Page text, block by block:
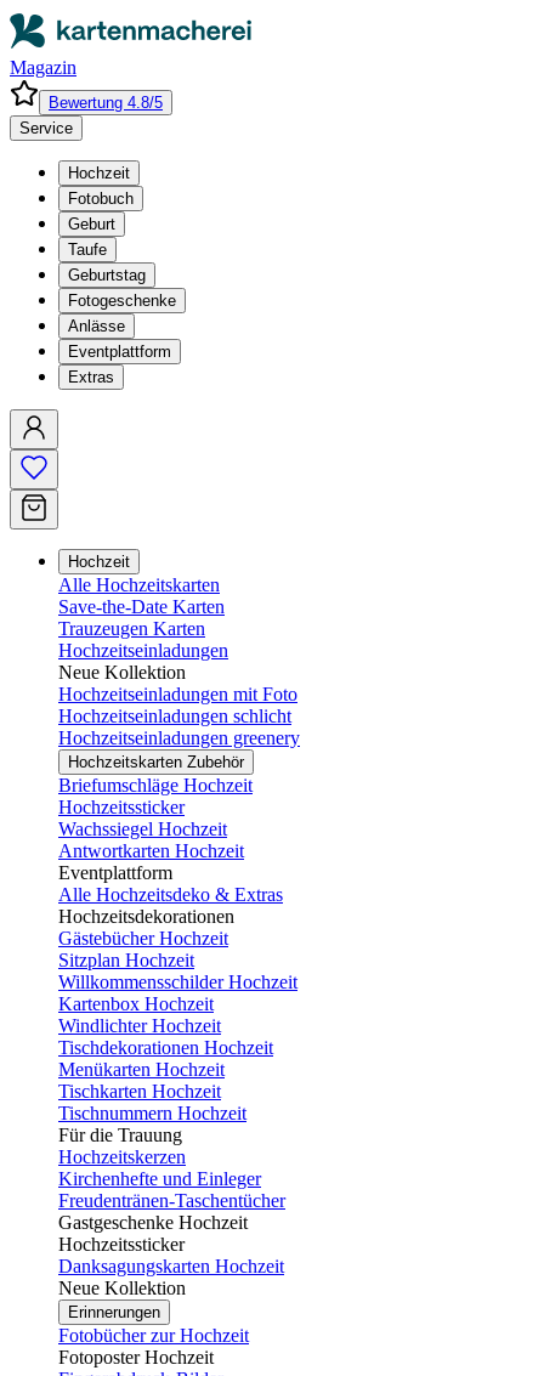
Magazin
Bewertung 4.8/5
Service
Hochzeit
Fotobuch
Geburt
Taufe
Geburtstag
Fotogeschenke
Anlässe
Eventplattform
Extras
Hochzeit
Alle Hochzeitskarten
Save-the-Date Karten
Trauzeugen Karten
Hochzeitseinladungen
Neue Kollektion
Hochzeitseinladungen mit Foto
Hochzeitseinladungen schlicht
Hochzeitseinladungen greenery
Hochzeitskarten Zubehör
Briefumschläge Hochzeit
Hochzeitssticker
Wachssiegel Hochzeit
Antwortkarten Hochzeit
Eventplattform
Alle Hochzeitsdeko & Extras
Hochzeitsdekorationen
Gästebücher Hochzeit
Sitzplan Hochzeit
Willkommensschilder Hochzeit
Kartenbox Hochzeit
Windlichter Hochzeit
Tischdekorationen Hochzeit
Menükarten Hochzeit
Tischkarten Hochzeit
Tischnummern Hochzeit
Für die Trauung
Hochzeitskerzen
Kirchenhefte und Einleger
Freudentränen-Taschentücher
Gastgeschenke Hochzeit
Hochzeitssticker
Danksagungskarten Hochzeit
Neue Kollektion
Erinnerungen
Fotobücher zur Hochzeit
Fotoposter Hochzeit